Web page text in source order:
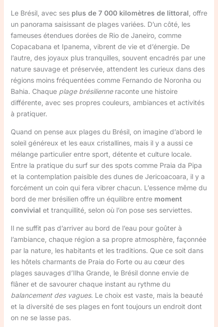
Le Brésil, avec ses plus de 7 000 kilomètres de littoral , offre
un panorama saisissant de plages variées. D’un côté, les
fameuses étendues dorées de Rio de Janeiro, comme
Copacabana et Ipanema, vibrent de vie et d’énergie. De
l’autre, des joyaux plus tranquilles, souvent encadrés par une
nature sauvage et préservée, attendent les curieux dans des
régions moins fréquentées comme Fernando de Noronha ou
Bahia. Chaque plage brésilienneraconte une histoire
différente, avec ses propres couleurs, ambiances et activités
à pratiquer.
Quand on pense aux plages du Brésil, on imagine d’abord le
soleil généreux et les eaux cristallines, mais il y a aussi ce
mélange particulier entre sport, détente et culture locale.
Entre la pratique du surf sur des spots comme Praia da Pipa
et la contemplation paisible des dunes de Jericoacoara, il y a
forcément un coin qui fera vibrer chacun. L’essence même du
bord de mer brésilien offre un équilibre entre moment
convivial et tranquillité, selon où l’on pose ses serviettes.
Il ne suffit pas d’arriver au bord de l’eau pour goûter à
l’ambiance, chaque région a sa propre atmosphère, façonnée
par la nature, les habitants et les traditions. Que ce soit dans
les hôtels charmants de Praia do Forte ou au cœur des
plages sauvages d’Ilha Grande, le Brésil donne envie de
flâner et de savourer chaque instant au rythme du
balancement des vagues. Le choix est vaste, mais la beauté
et la diversité de ses plages en font toujours un endroit dont
on ne se lasse pas.